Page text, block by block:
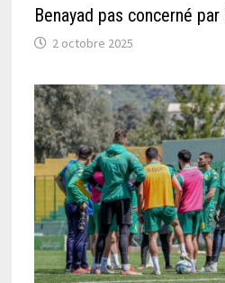
Benayad pas concerné
2 octobre 2025